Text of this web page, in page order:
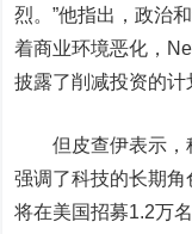
烈。”他指出，政治
着商业环境恶化，
披露了削减投资的计
但皮查伊表示，科
强调了科技的长期
将在美国招募1.2万